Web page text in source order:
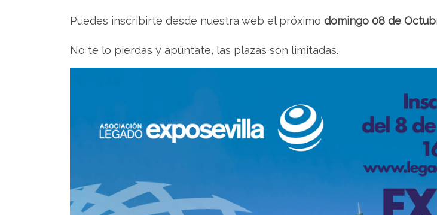
Puedes inscribirte desde nuestra web el próximo domingo 08 de
No te lo pierdas y apúntate, las plazas son limitadas.